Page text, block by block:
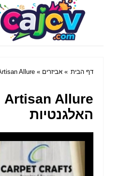
Cajov.com
דף הבית » אביזרים » Artisan Allure יצירות יוקרתיות בעבודת יד שמגדירות מחדש את האלגנטיות
האלגנטיות